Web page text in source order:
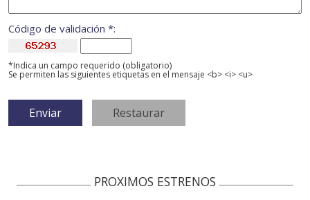
Código de validación *:
*Indica un campo requerido (obligatorio)
Se permiten las siguientes etiquetas en el mensaje <b> <i> <u>
PROXIMOS ESTRENOS